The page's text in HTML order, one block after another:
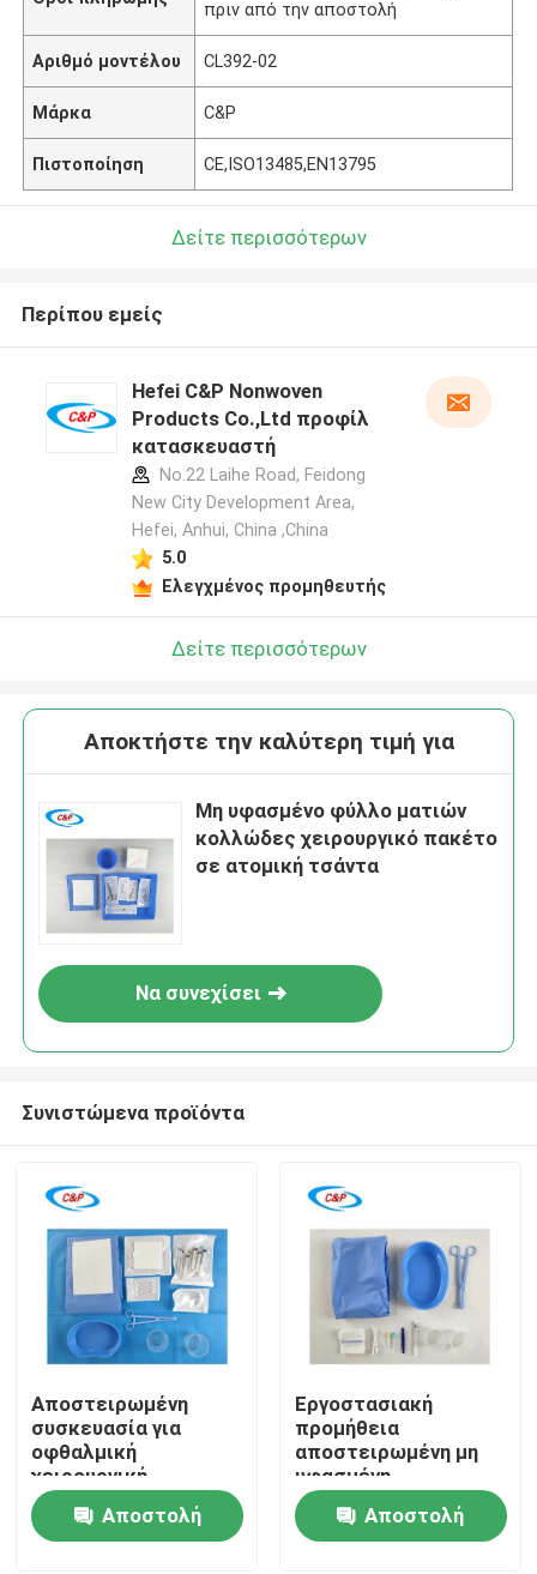
Σπίτι
Προϊόντα
πριν από την αποστολή
Αριθμό μοντέλου CL392-02
Μάρκα C&P
Πιστοποίηση CE,ISO13485,EN13795
Δείτε περισσότερων
Περίπου εμείς
Hefei C&P Nonwoven
Products Co.,Ltd προφίλ
κατασκευαστή
No.22 Laihe Road, Feidong
New City Development Area,
Hefei, Anhui, China ,China
5.0
Ελεγχμένος προμηθευτής
Δείτε περισσότερων
Αποκτήστε την καλύτερη τιμή για
Μη υφασμένο φύλλο ματιών
κολλώδες χειρουργικό πακέτο
σε ατομική τσάντα
Να συνεχίσει
Συνιστώμενα προϊόντα
Αποστειρωμένη
συσκευασία για
οφθαλμική
χειρουργική
επέμβαση μη
υφαντικής ύλης για
μια φορά μόνο για
Αποστολή
Εργοστασιακή
προμήθεια
αποστειρωμένη μη
υφασμένη
συσκευασία ματιών
Ιατρική
οφθαλμολογική
Αποστολή